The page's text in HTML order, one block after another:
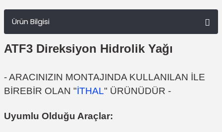
Ürün Bilgisi
ATF3 Direksiyon Hidrolik Yağı
- ARACINIZIN MONTAJINDA KULLANILAN İLE
BİREBİR OLAN "İTHAL" ÜRÜNÜDÜR -
Uyumlu Olduğu Araçlar: